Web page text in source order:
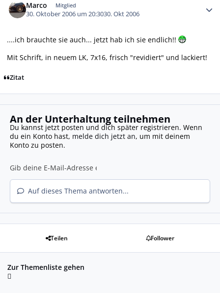
Marco Mitglied
30. Oktober 2006 um 20:3030. Okt 2006
....ich brauchte sie auch... jetzt hab ich sie endlich!!
Mit Schrift, in neuem LK, 7x16, frisch "revidiert" und lackiert!
Zitat
An der Unterhaltung teilnehmen
Du kannst jetzt posten und dich später registrieren. Wenn
du ein Konto hast, melde dich jetzt an, um mit deinem
Konto zu posten.
Auf dieses Thema antworten...
Teilen Follower
Zur Themenliste gehen